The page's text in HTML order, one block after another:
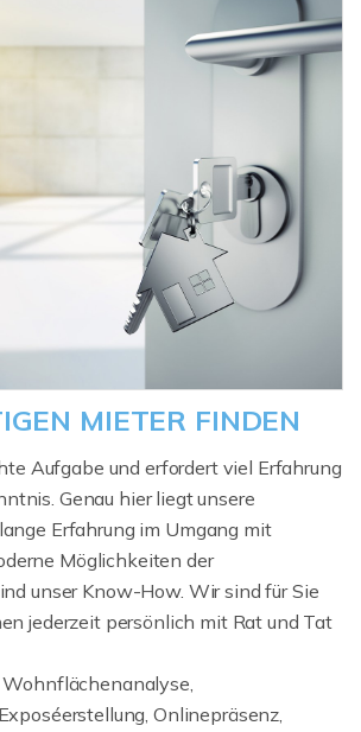
MIETER FINDEN
Aufgabe und erfordert viel Erfahrung
Genau hier liegt unsere
Erfahrung im Umgang mit
Möglichkeiten der
unser Know-How. Wir sind für Sie
jederzeit persönlich mit Rat und Tat
Onlinepräsenz,